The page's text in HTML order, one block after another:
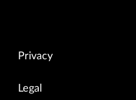
Privacy
Legal